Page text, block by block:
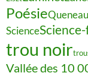
PoésieQueneau
Science
trou noir
Vallée des 10